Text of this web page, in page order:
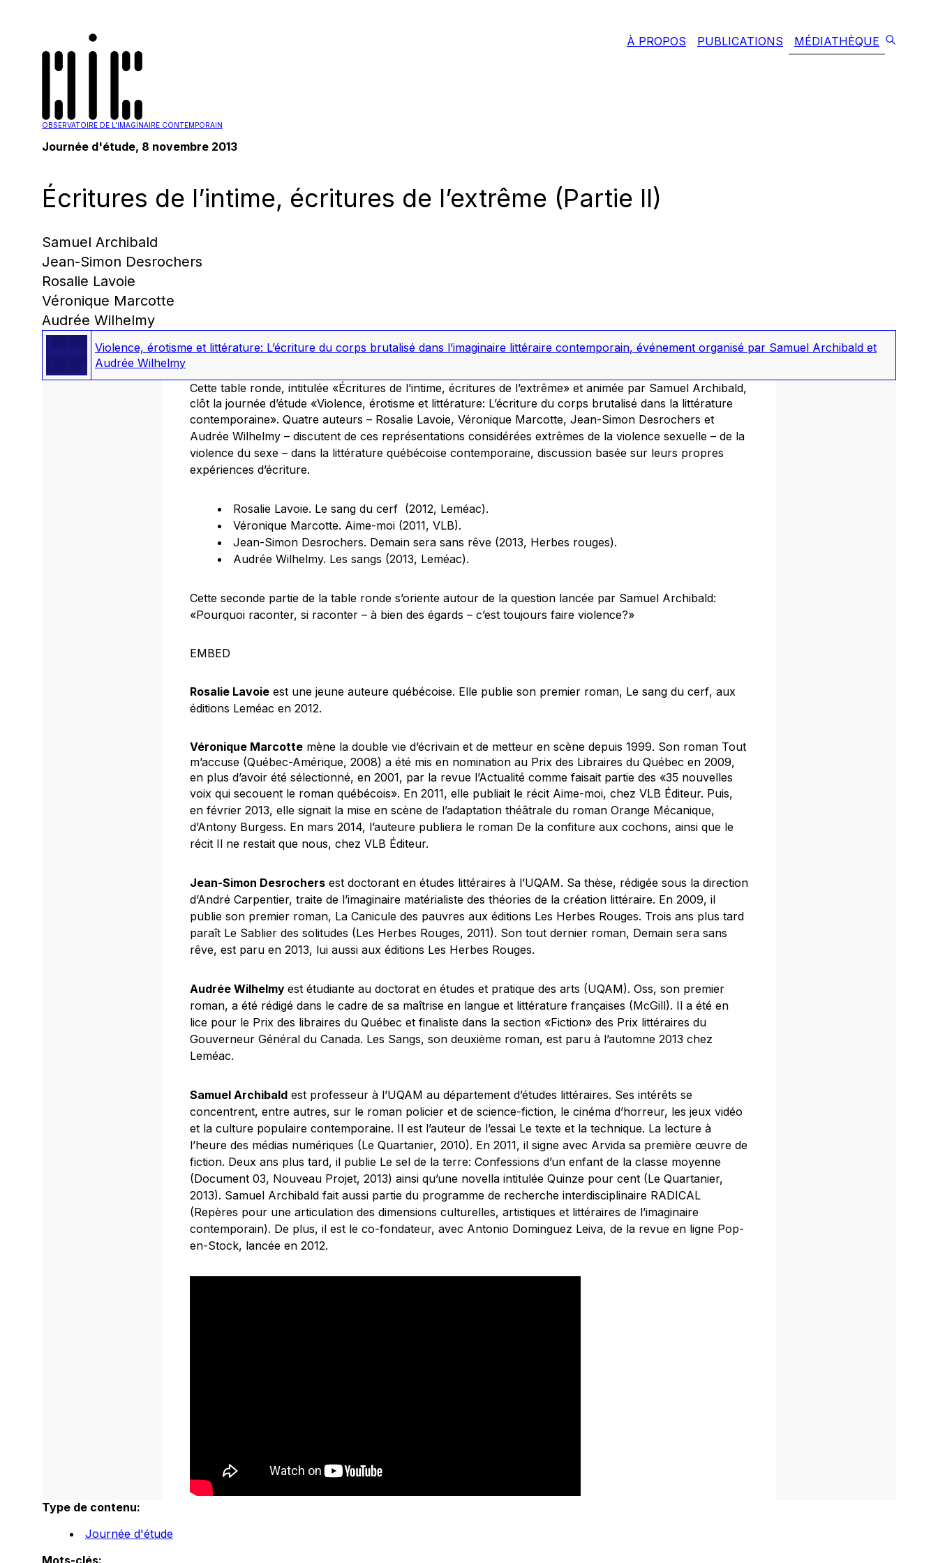
OBSERVATOIRE DE L'IMAGINAIRE CONTEMPORAIN
À PROPOS PUBLICATIONS MÉDIATHÈQUE
Journée d'étude, 8 novembre 2013
Écritures de l’intime, écritures de l’extrême (Partie II)
Samuel Archibald
Jean-Simon Desrochers
Rosalie Lavoie
Véronique Marcotte
Audrée Wilhelmy
Violence, érotisme et littérature: L’écriture du corps brutalisé dans l’imaginaire littéraire contemporain, événement organisé par Samuel Archibald et
Audrée Wilhelmy
Cette table ronde, intitulée «Écritures de l’intime, écritures de l’extrême» et animée par Samuel Archibald,
clôt la journée d’étude «Violence, érotisme et littérature: L’écriture du corps brutalisé dans la littérature
contemporaine». Quatre auteurs – Rosalie Lavoie, Véronique Marcotte, Jean-Simon Desrochers et
Audrée Wilhelmy – discutent de ces représentations considérées extrêmes de la violence sexuelle – de la
violence du sexe – dans la littérature québécoise contemporaine, discussion basée sur leurs propres
expériences d’écriture.
Rosalie Lavoie. Le sang du cerf (2012, Leméac).
Véronique Marcotte. Aime-moi (2011, VLB).
Jean-Simon Desrochers. Demain sera sans rêve (2013, Herbes rouges).
Audrée Wilhelmy. Les sangs (2013, Leméac).
Cette seconde partie de la table ronde s’oriente autour de la question lancée par Samuel Archibald:
«Pourquoi raconter, si raconter – à bien des égards – c’est toujours faire violence?»
EMBED
Rosalie Lavoie est une jeune auteure québécoise. Elle publie son premier roman, Le sang du cerf, aux
éditions Leméac en 2012.
Véronique Marcotte mène la double vie d’écrivain et de metteur en scène depuis 1999. Son roman Tout
m’accuse (Québec-Amérique, 2008) a été mis en nomination au Prix des Libraires du Québec en 2009,
en plus d’avoir été sélectionné, en 2001, par la revue l’Actualité comme faisait partie des «35 nouvelles
voix qui secouent le roman québécois». En 2011, elle publiait le récit Aime-moi, chez VLB Éditeur. Puis,
en février 2013, elle signait la mise en scène de l’adaptation théâtrale du roman Orange Mécanique,
d’Antony Burgess. En mars 2014, l’auteure publiera le roman De la confiture aux cochons, ainsi que le
récit Il ne restait que nous, chez VLB Éditeur.
Jean-Simon Desrochers est doctorant en études littéraires à l’UQAM. Sa thèse, rédigée sous la direction
d’André Carpentier, traite de l’imaginaire matérialiste des théories de la création littéraire. En 2009, il
publie son premier roman, La Canicule des pauvres aux éditions Les Herbes Rouges. Trois ans plus tard
paraît Le Sablier des solitudes (Les Herbes Rouges, 2011). Son tout dernier roman, Demain sera sans
rêve, est paru en 2013, lui aussi aux éditions Les Herbes Rouges.
Audrée Wilhelmy est étudiante au doctorat en études et pratique des arts (UQAM). Oss, son premier
roman, a été rédigé dans le cadre de sa maîtrise en langue et littérature françaises (McGill). Il a été en
lice pour le Prix des libraires du Québec et finaliste dans la section «Fiction» des Prix littéraires du
Gouverneur Général du Canada. Les Sangs, son deuxième roman, est paru à l’automne 2013 chez
Leméac.
Samuel Archibald est professeur à l’UQAM au département d’études littéraires. Ses intérêts se
concentrent, entre autres, sur le roman policier et de science-fiction, le cinéma d’horreur, les jeux vidéo
et la culture populaire contemporaine. Il est l’auteur de l’essai Le texte et la technique. La lecture à
l’heure des médias numériques (Le Quartanier, 2010). En 2011, il signe avec Arvida sa première œuvre de
fiction. Deux ans plus tard, il publie Le sel de la terre: Confessions d’un enfant de la classe moyenne
(Document 03, Nouveau Projet, 2013) ainsi qu’une novella intitulée Quinze pour cent (Le Quartanier,
2013). Samuel Archibald fait aussi partie du programme de recherche interdisciplinaire RADICAL
(Repères pour une articulation des dimensions culturelles, artistiques et littéraires de l’imaginaire
contemporain). De plus, il est le co-fondateur, avec Antonio Dominguez Leiva, de la revue en ligne Pop-
en-Stock, lancée en 2012.
Type de contenu:
Journée d'étude
Mots-clés: